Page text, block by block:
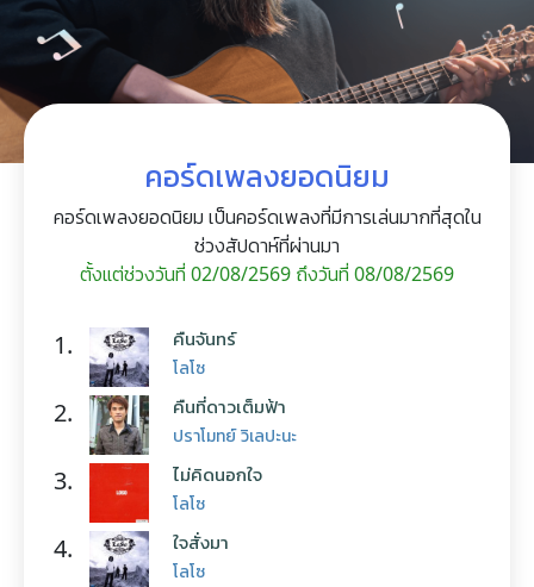
คอร์ดเพลงยอดนิยม
คอร์ดเพลงยอดนิยม เป็นคอร์ดเพลงที่มีการเล่นมากที่สุดใน
ช่วงสัปดาห์ที่ผ่านมา
ตั้งแต่ช่วงวันที่ 02/08/2569 ถึงวันที่ 08/08/2569
1. คืนจันทร์
โลโซ
2. คืนที่ดาวเต็มฟ้า
ปราโมทย์ วิเลปะนะ
3. ไม่คิดนอกใจ
โลโซ
4. ใจสั่งมา
โลโซ